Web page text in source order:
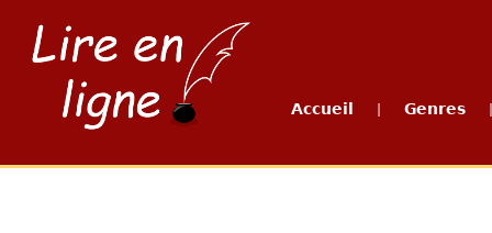
Accueil Genres